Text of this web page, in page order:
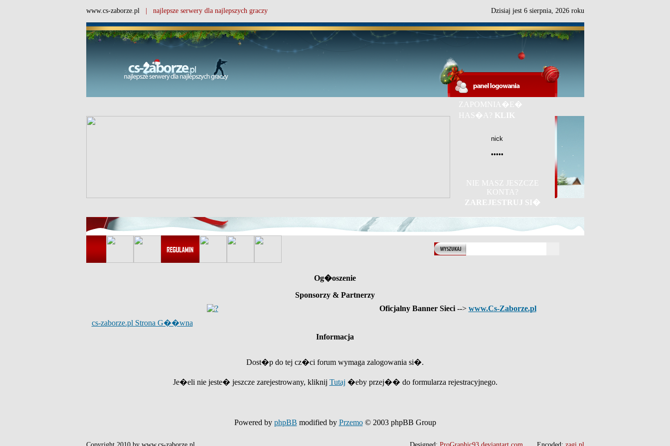
www.cs-zaborze.pl | najlepsze serwery dla najlepszych graczy Dzisiaj jest 6 sierpnia, 2026 roku
ZAPOMNIA�E�
HAS�A? KLIK
NIE MASZ JESZCZE
KONTA?
ZAREJESTRUJ SI�
Og�oszenie
Sponsorzy & Partnerzy
Oficjalny Banner Sieci --> www.Cs-Zaborze.pl
cs-zaborze.pl Strona G��wna
Informacja
Dost�p do tej cz�ci forum wymaga zalogowania si�.
Je�eli nie jeste� jeszcze zarejestrowany, kliknij Tutaj �eby przej�� do formularza rejestracyjnego.
Powered by phpBB modified by Przemo© 2003 phpBB Group